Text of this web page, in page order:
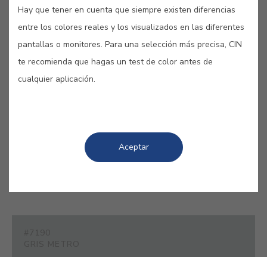
Mucho más de lo que parecen a simple vista:
suaves, industriales, livianos, minimalistas,
Hay que tener en cuenta que siempre existen diferencias
entre los colores reales y los visualizados en las diferentes
pantallas o monitores. Para una selección más precisa, CIN
te recomienda que hagas un test de color antes de
cualquier aplicación.
Aceptar